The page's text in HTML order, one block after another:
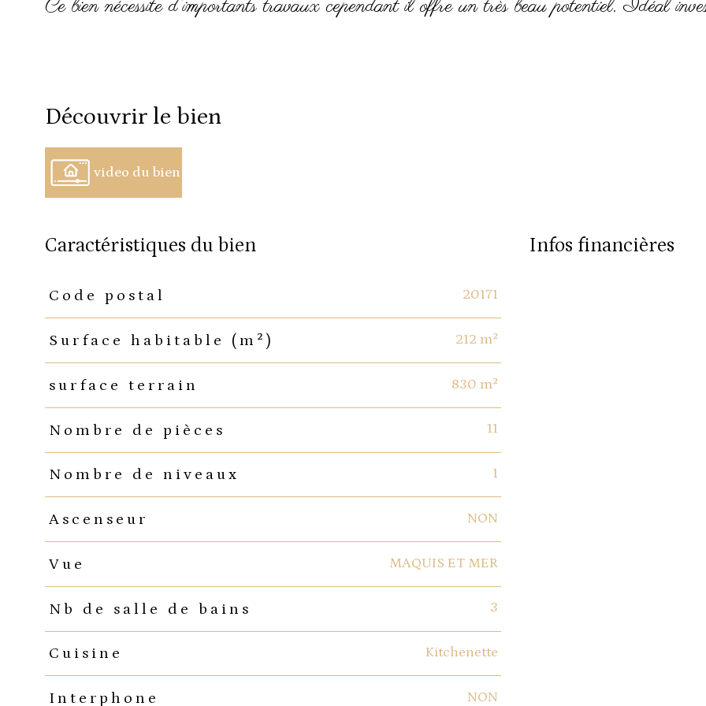
Ce bien nécessite d'importants travaux cependant il offre un très beau potentiel. Idéal
découvrir le bien
video du bien
caractéristiques du bien
Caractéristiques Valeurs
Code postal 20171
Surface habitable (m²) 212 m²
surface terrain 830 m²
Nombre de pièces 11
Nombre de niveaux 1
Ascenseur NON
Vue MAQUIS ET MER
Nb de salle de bains 3
Cuisine Kitchenette
Interphone NON
infos financières